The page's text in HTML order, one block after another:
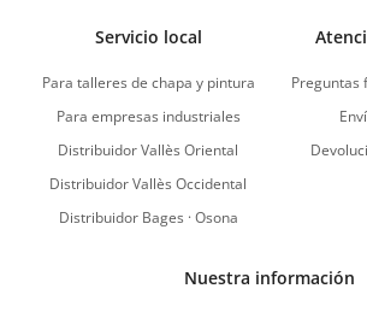
Servicio local
Para talleres de chapa y pintura
Para empresas industriales
Distribuidor Vallès Oriental
Distribuidor Vallès Occidental
Distribuidor Bages · Osona
Preguntas
Nuestra información